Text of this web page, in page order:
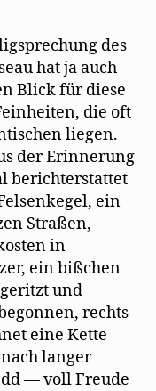
des
hat ja auch
Blick für diese
die oft
liegen.
der Erinnerung
berichterstattet
ein
Straßen,
in
ein bißchen
und
rechts
eine Kette
langer
— voll Freude